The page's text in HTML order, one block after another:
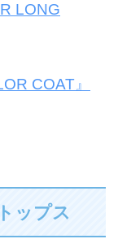
LONG
COAT』
ップス